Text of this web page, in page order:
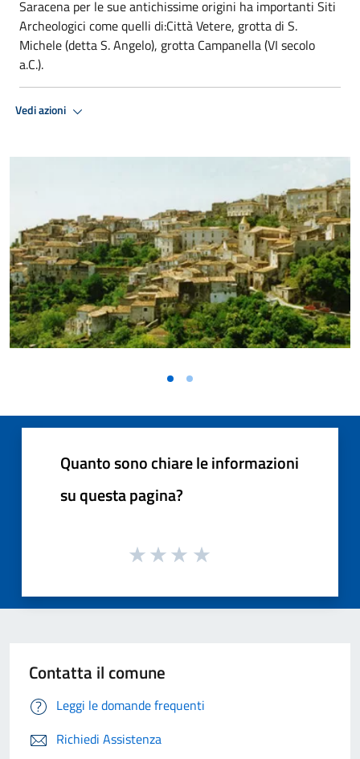
Saracena per le sue antichissime origini ha importanti Siti
Archeologici come quelli di:Città Vetere, grotta di S.
Michele (detta S. Angelo), grotta Campanella (VI secolo
a.C.).
Vedi azioni
Vai alla slide 1
Vai alla slide 2
Quanto sono chiare le informazioni
su questa pagina?
Contatta il comune
Leggi le domande frequenti
Richiedi Assistenza